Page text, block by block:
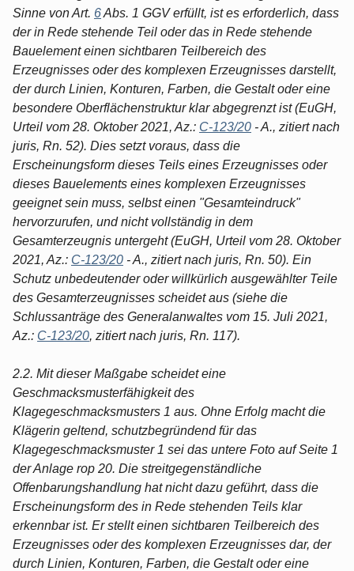
Sinne von Art. 6Abs. 1 GGV erfüllt, ist es erforderlich, dass
der in Rede stehende Teil oder das in Rede stehende
Bauelement einen sichtbaren Teilbereich des
Erzeugnisses oder des komplexen Erzeugnisses darstellt,
der durch Linien, Konturen, Farben, die Gestalt oder eine
besondere Oberflächenstruktur klar abgegrenzt ist (EuGH,
Urteil vom 28. Oktober 2021, Az.: C-123/20 - A., zitiert nach
juris, Rn. 52). Dies setzt voraus, dass die
Erscheinungsform dieses Teils eines Erzeugnisses oder
dieses Bauelements eines komplexen Erzeugnisses
geeignet sein muss, selbst einen "Gesamteindruck"
hervorzurufen, und nicht vollständig in dem
Gesamterzeugnis untergeht (EuGH, Urteil vom 28. Oktober
2021, Az.: C-123/20 - A., zitiert nach juris, Rn. 50). Ein
Schutz unbedeutender oder willkürlich ausgewählter Teile
des Gesamterzeugnisses scheidet aus (siehe die
Schlussanträge des Generalanwaltes vom 15. Juli 2021,
Az.: C-123/20, zitiert nach juris, Rn. 117).
2.2. Mit dieser Maßgabe scheidet eine
Geschmacksmusterfähigkeit des
Klagegeschmacksmusters 1 aus. Ohne Erfolg macht die
Klägerin geltend, schutzbegründend für das
Klagegeschmacksmuster 1 sei das untere Foto auf Seite 1
der Anlage rop 20. Die streitgegenständliche
Offenbarungshandlung hat nicht dazu geführt, dass die
Erscheinungsform des in Rede stehenden Teils klar
erkennbar ist. Er stellt einen sichtbaren Teilbereich des
Erzeugnisses oder des komplexen Erzeugnisses dar, der
durch Linien, Konturen, Farben, die Gestalt oder eine